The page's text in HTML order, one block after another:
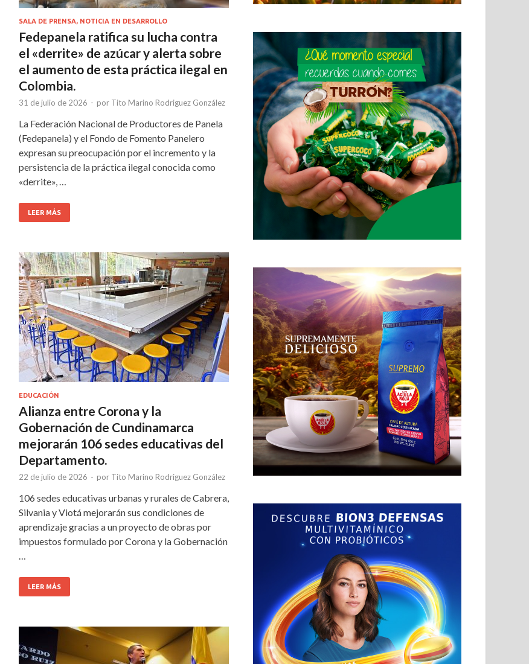
SALA DE PRENSA, NOTICIA EN DESARROLLO
Fedepanela ratifica su lucha contra
el «derrite» de azúcar y alerta sobre
el aumento de esta práctica ilegal en
Colombia.
31 de julio de 2026 - por Tito Marino Rodriguez González
La Federación Nacional de Productores de Panela
(Fedepanela) y el Fondo de Fomento Panelero
expresan su preocupación por el incremento y la
persistencia de la práctica ilegal conocida como
«derrite», …
LEER MÁS
EDUCACIÓN
Alianza entre Corona y la
Gobernación de Cundinamarca
mejorarán 106 sedes educativas del
Departamento.
22 de julio de 2026 - por Tito Marino Rodriguez González
106 sedes educativas urbanas y rurales de Cabrera,
Silvania y Viotá mejorarán sus condiciones de
aprendizaje gracias a un proyecto de obras por
impuestos formulado por Corona y la Gobernación
LEER MÁS